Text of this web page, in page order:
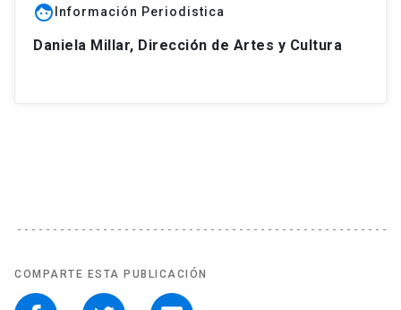
faceInformación Periodistica
Daniela Millar, Dirección de Artes y Cultura
COMPARTE ESTA PUBLICACIÓN